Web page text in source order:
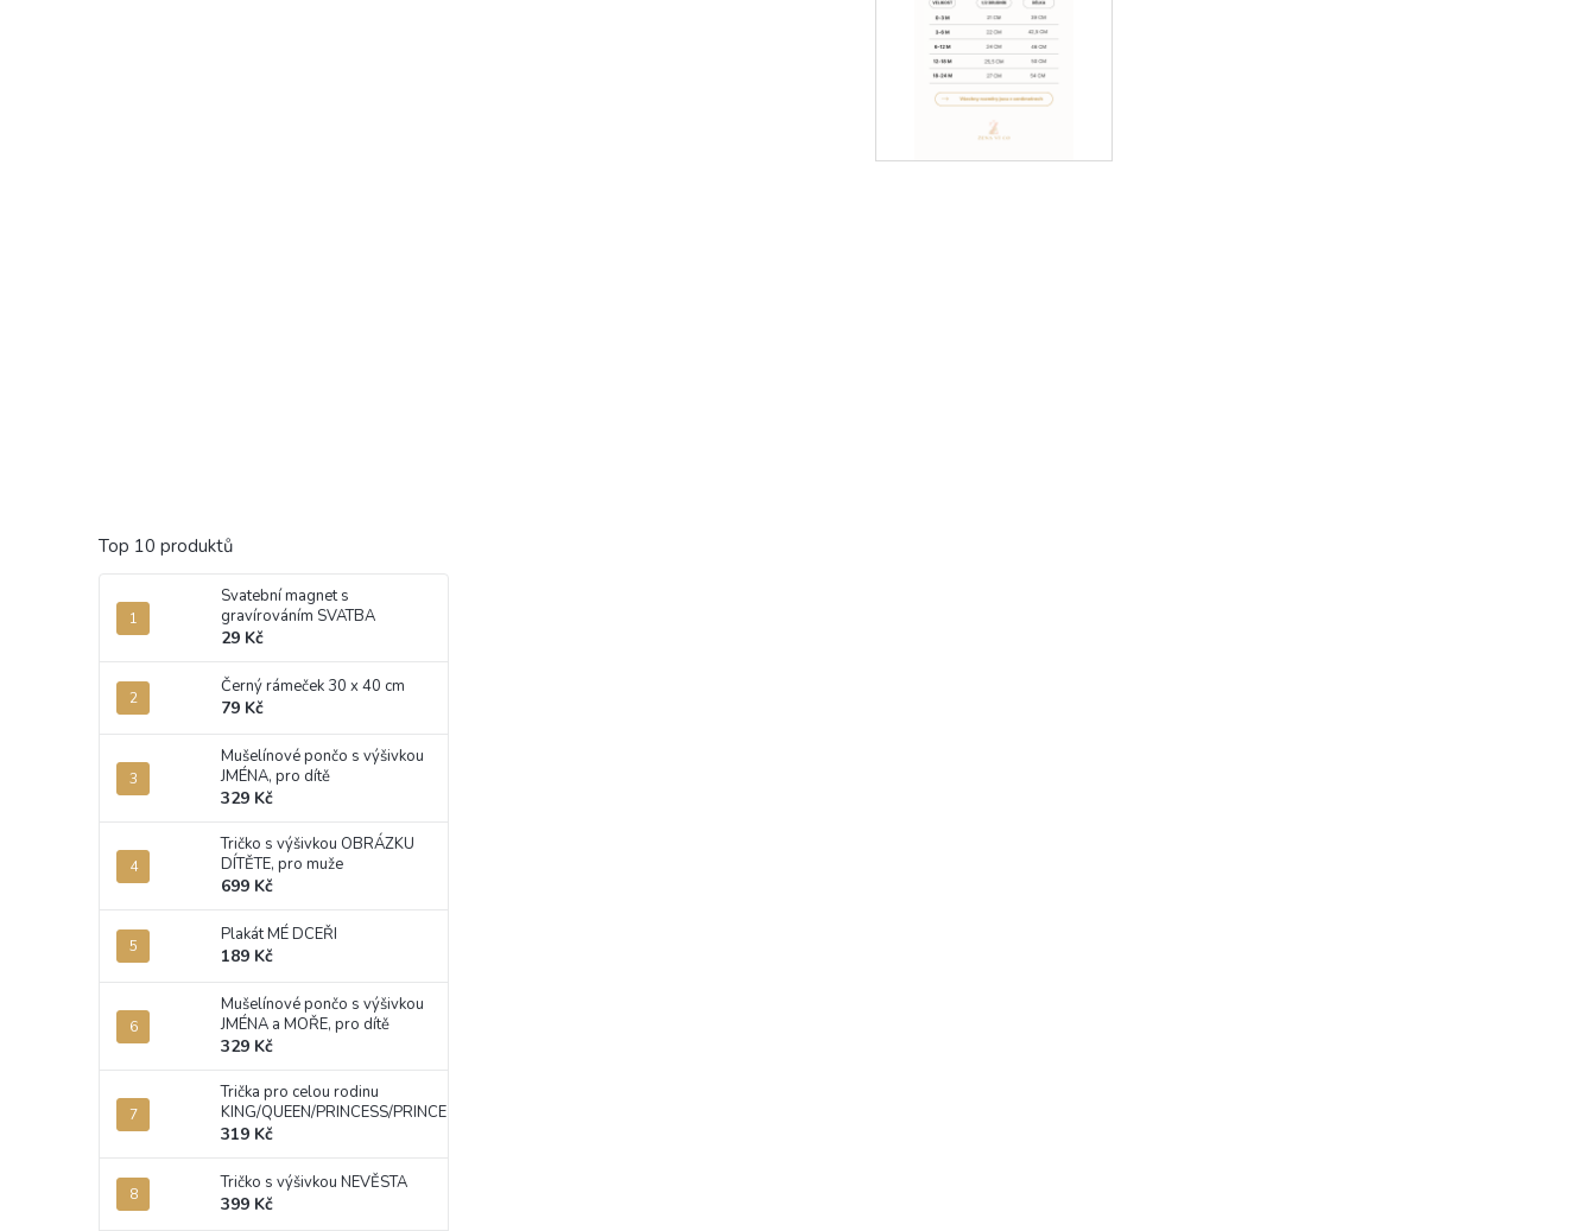
Top 10 produktů
Svatební magnet s
gravírováním SVATBA
29 Kč
Černý rámeček 30 x 40 cm
79 Kč
Mušelínové pončo s výšivkou
JMÉNA, pro dítě
329 Kč
Tričko s výšivkou OBRÁZKU
DÍTĚTE, pro muže
699 Kč
Plakát MÉ DCEŘI
189 Kč
Mušelínové pončo s výšivkou
JMÉNA a MOŘE, pro dítě
329 Kč
Trička pro celou rodinu
KING/QUEEN/PRINCESS/PRINCE
319 Kč
Tričko s výšivkou NEVĚSTA
399 Kč